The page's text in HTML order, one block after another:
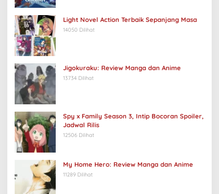
Light Novel Action Terbaik Sepanjang Masa
14050 Dilihat
Jigokuraku: Review Manga dan Anime
13734 Dilihat
Spy x Family Season 3, Intip Bocoran Spoiler,
Jadwal Rilis
12506 Dilihat
My Home Hero: Review Manga dan Anime
11289 Dilihat